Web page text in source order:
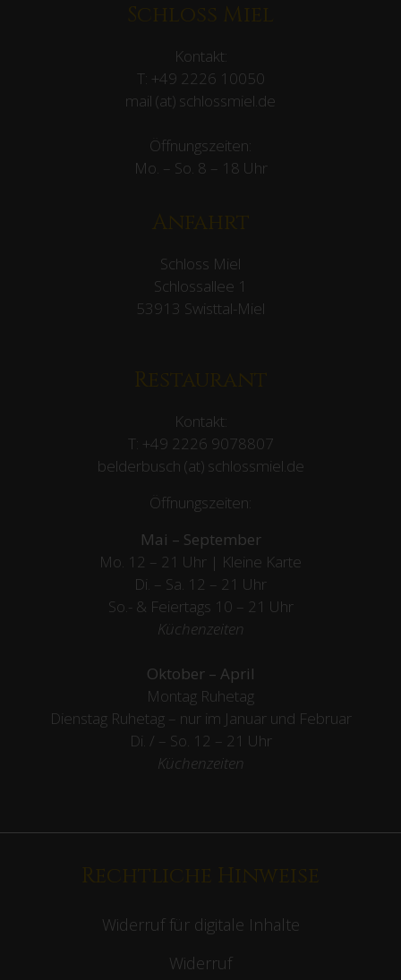
Schloss Miel
Kontakt:
T: +49 2226 10050
mail (at) schlossmiel.de
Öffnungszeiten:
Mo. – So. 8 – 18 Uhr
Anfahrt
Schloss Miel
Schlossallee 1
53913 Swisttal-Miel
Restaurant
Kontakt:
T: +49 2226 9078807
belderbusch (at) schlossmiel.de
Öffnungszeiten:
Mai – September
Mo. 12 – 21 Uhr | Kleine Karte
Di. – Sa. 12 – 21 Uhr
So.- & Feiertags 10 – 21 Uhr
Küchenzeiten
Oktober – April
Montag Ruhetag
Dienstag Ruhetag – nur im Januar und Februar
Di. / – So. 12 – 21 Uhr
Küchenzeiten
Rechtliche Hinweise
Widerruf für digitale Inhalte
Widerruf